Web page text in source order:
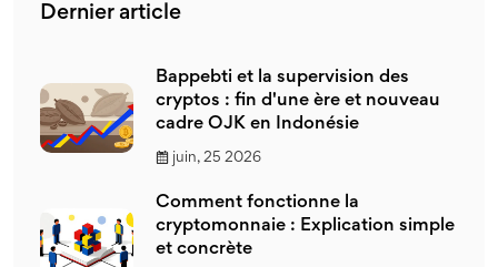
Dernier article
Bappebti et la supervision des
cryptos : fin d'une ère et nouveau
cadre OJK en Indonésie
juin, 25 2026
Comment fonctionne la
cryptomonnaie : Explication simple
et concrète